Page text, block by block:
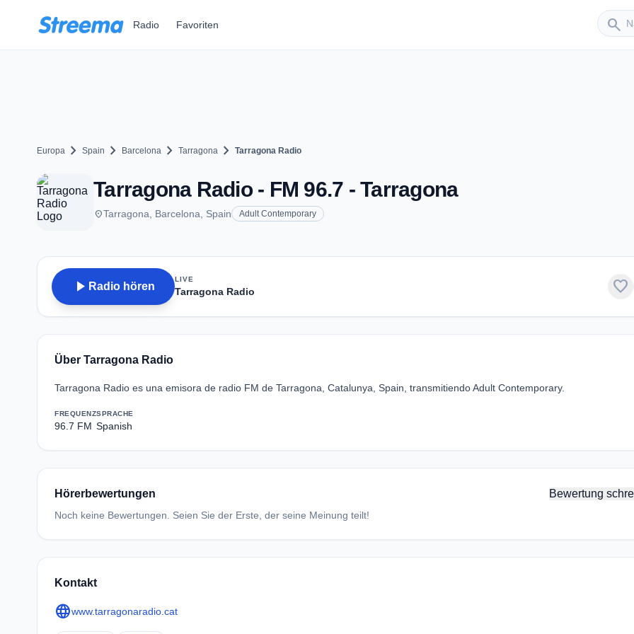
Radio Favoriten search
Europa chevron_right Spain chevron_right Barcelona chevron_right Tarragona chevron_right Tarragona Radio
Tarragona Radio - FM 96.7 - Tarragona
placeTarragona, Barcelona, Spain Adult Contemporary
play_arrow Radio hören
LIVE
Tarragona Radio favorite
Über Tarragona Radio
Tarragona Radio es una emisora de radio FM de Tarragona, Catalunya, Spain, transmitiendo Adult Contemporary.
FREQUENZ
96.7 FM
SPRACHE
Spanish
Hörerbewertungen Bewertung
Noch keine Bewertungen. Seien Sie der Erste, der seine Meinung teilt!
Kontakt
languagewww.tarragonaradio.cat